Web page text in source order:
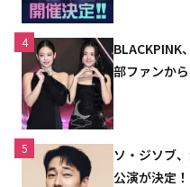
4
BLACKPINK
部ファンか
5
ソ・ジソブ
公演が決定！